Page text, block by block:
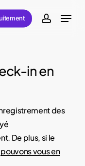
account
Menu
in en
des
De plus, si le
pouvons vous en